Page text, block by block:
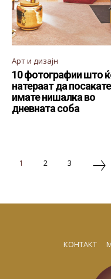
Арт и дизајн
10 фотографии што
натераат да
имате нишалка во
дневната соба
1 2 3
КОНТАКТ